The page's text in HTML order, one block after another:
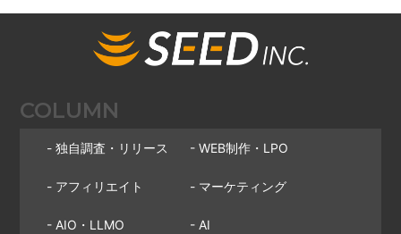
COLUMN
- 独自調査・リリース
- アフィリエイト
- AIO・LLMO
- WEB制作・LPO
- マーケティング
- AI